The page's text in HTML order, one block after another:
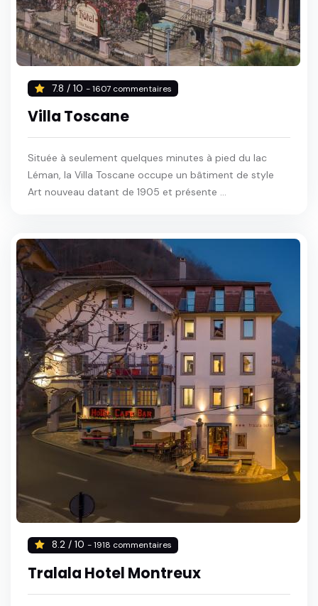
7.8 / 10 - 1607 commentaires
Villa Toscane
Située à seulement quelques minutes à pied du lac
Léman, la Villa Toscane occupe un bâtiment de style
Art nouveau datant de 1905 et présente ...
8.2 / 10 - 1918 commentaires
Tralala Hotel Montreux